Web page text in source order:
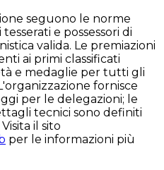
seguono le norme
e possessori di
valida. Le premiazioni
ai primi classificati
e medaglie per tutti gli
fornisce
per le delegazioni; le
tecnici sono definiti
il sito
per le informazioni più